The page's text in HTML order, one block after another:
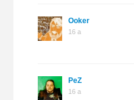
Ooker
16 a
PeZ
16 a